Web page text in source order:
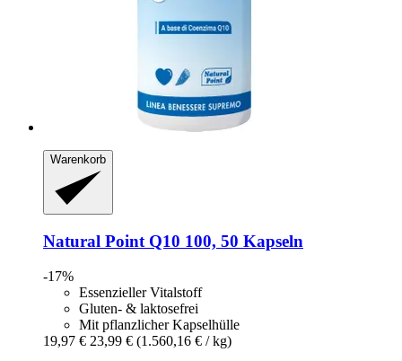
Warenkorb
Natural Point Q10 100, 50 Kapseln
-17%
Essenzieller Vitalstoff
Gluten- & laktosefrei
Mit pflanzlicher Kapselhülle
19,97 € 23,99 € (1.560,16 € / kg)